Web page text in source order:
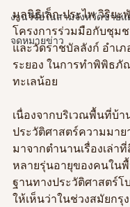
งานวิจัยในสามจังหวัดชาย
จดหมายข่าว
มูลนิธิเล็ก-ประไพ วิริยะ
โครงการร่วมมือกับชุม
และวัดราชบัลลังก์ อำเ
ระยอง ในการทำพิพิธ
ทะเลน้อย
เนื่องจากบริเวณพื้นที่บ้า
ประวัติศาสตร์ความมาย
มาจากตำนานเรื่องเล่า
หลายรุ่นอายุของคนใน
ฐานทางประวัติศาสตร์
ให้เห็นว่าในช่วงสมัยกรุ